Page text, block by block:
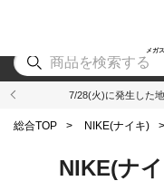
メガ
アウト
7/28(火)に発生した
総合TOP > NIKE(ナイキ) >
NIKE(ナ